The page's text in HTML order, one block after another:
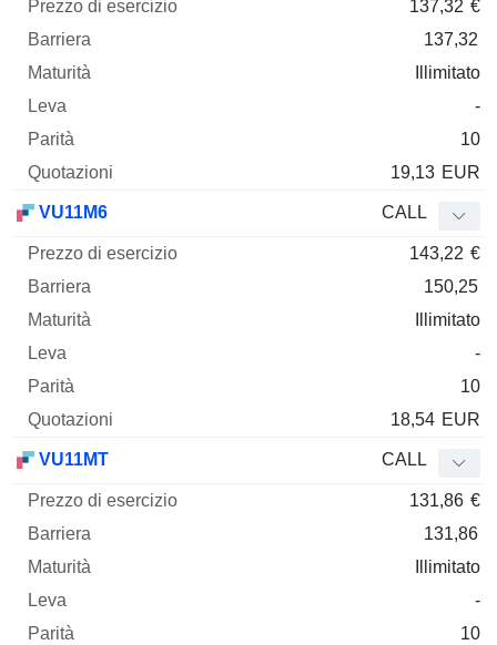
Mnemo Tipo
esercizio
Elasticità
Parità
137,32 €
137,32
Illimitato
-
10
19,13 EUR
VU11M6 CALL
143,22 €
150,25
Illimitato
-
10
18,54 EUR
VU11MT CALL
131,86 €
131,86
Illimitato
-
10